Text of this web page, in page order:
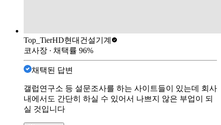
Top_TierHD현대건설기계
코사장 ∙ 채택률 96%
채택된 답변
갤럽연구소 등 설문조사를 하는 사이트들이 있는데 회사
내에서도 간단히 하실 수 있어서 나쁘지 않은 부업이 되
실 것입니다